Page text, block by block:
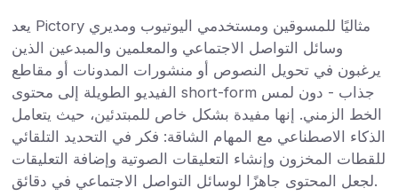
يعد Pictory مثاليًا للمسوقين ومستخدمي اليوتيوب ومديري
وسائل التواصل الاجتماعي والمعلمين والمبدعين الذين
يرغبون في تحويل النصوص أو منشورات المدونات أو مقاطع
الفيديو الطويلة إلى محتوى short-form جذاب - دون لمس
الخط الزمني. إنها مفيدة بشكل خاص للمبتدئين، حيث يتعامل
الذكاء الاصطناعي مع المهام الشاقة: فكر في التحديد التلقائي
للقطات المخزون وإنشاء التعليقات الصوتية وإضافة التعليقات
لجعل المحتوى جاهزًا لوسائل التواصل الاجتماعي في دقائق.